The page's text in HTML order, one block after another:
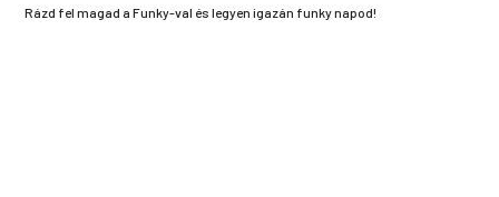
Rázd fel magad a Funky-val és legyen igazán funky napod!